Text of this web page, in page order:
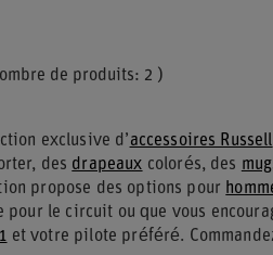
de produits: 2 )
exclusive d’accessoires Russell
des drapeaux colorés, des
propose des options pour
le circuit ou que vous
et votre pilote préféré.